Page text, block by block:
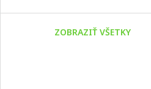
ZOBRAZIŤ VŠETKY